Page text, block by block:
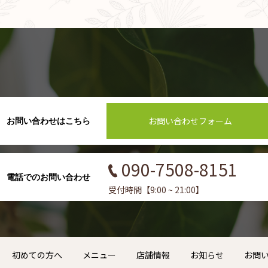
お問い合わせはこちら お問い合わせフォーム
電話でのお問い合わせ 090-7508-8151
受付時間【9:00 ~ 21:00】
初めての方へ メニュー 店舗情報 お知らせ お問